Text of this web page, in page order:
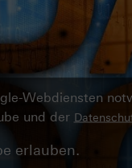
Webdiensten
und der
erlauben.